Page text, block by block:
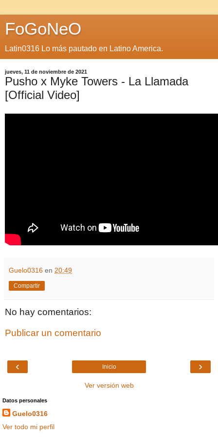
FoGoNeO
Latin0316 Lo más pautado en Latino America.
jueves, 11 de noviembre de 2021
Pusho x Myke Towers - La Llamada
[Official Video]
Guelo0316 en 20:49
Compartir
No hay comentarios:
Publicar un comentario
‹ ›
Inicio
Ver versión web
Datos personales
Guelo0316
Ver todo mi perfil